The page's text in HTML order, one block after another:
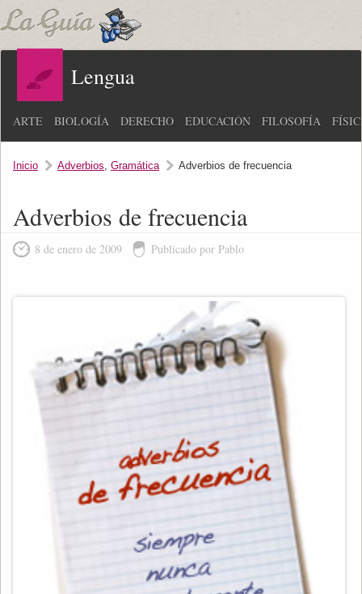
Lengua
ARTE BIOLOGÍA DERECHO EDUCACIÓN FILOSOFÍA
Inicio Adverbios, Gramática Adverbios de frecuencia
Adverbios de frecuencia
8 de enero de 2009 Publicado por Pablo